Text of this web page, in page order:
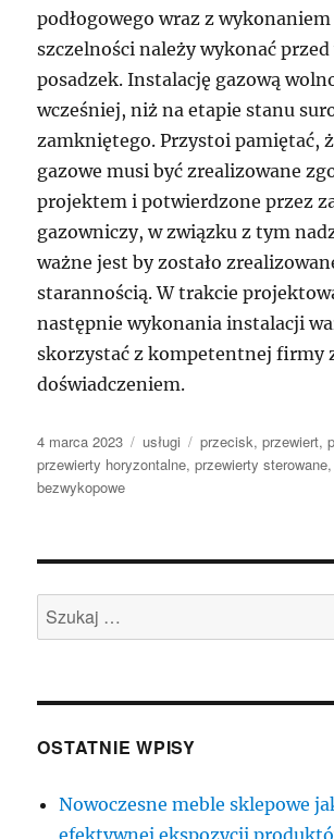
podłogowego wraz z
szczelności należy wykonać
posadzek. Instalację gazową
wcześniej, niż na etapie stanu
zamkniętego. Przystoi pamiętać,
gazowe musi być zrealizowane
projektem i potwierdzone przez
gazowniczy, w związku z tym
ważne jest by zostało
starannością. W trakcie
następnie wykonania instalacji
skorzystać z kompetentnej firmy
doświadczeniem.
Data
publikacji
4 marca 2023 Kategorie
usługi Tagi
przecisk,przewiert,
przewierty horyzontalne,przewierty sterowane
bezwykopowe
Szukaj:
OSTATNIE WPISY
Nowoczesne meble sklepowe
efektywnej ekspozycji